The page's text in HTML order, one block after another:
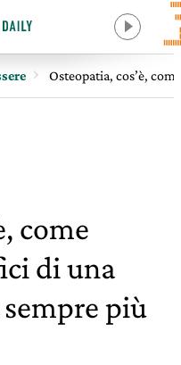
Osteopatia, cos’è,
come
di una
più